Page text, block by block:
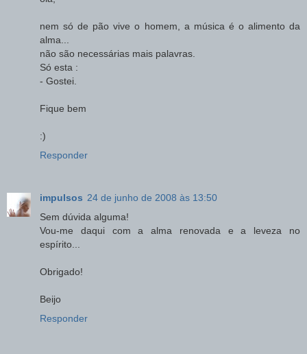
nem só de pão vive o homem, a música é o alimento da
alma...
não são necessárias mais palavras.
Só esta :
- Gostei.
Fique bem
:)
Responder
impulsos 24 de junho de 2008 às 13:50
Sem dúvida alguma!
Vou-me daqui com a alma renovada e a leveza no
espírito...
Obrigado!
Beijo
Responder